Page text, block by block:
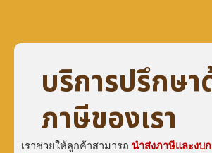
บริการปรึกษา
ภาษีของเรา
เราช่วยให้ลูกค้าสามารถ นำส่งภาษีและงบ